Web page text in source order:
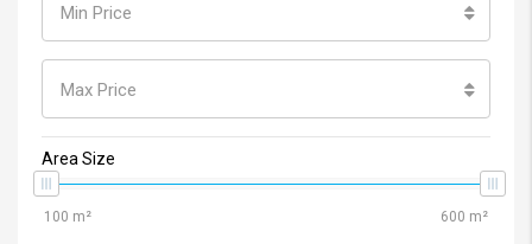
Min Price
Max Price
Area Size